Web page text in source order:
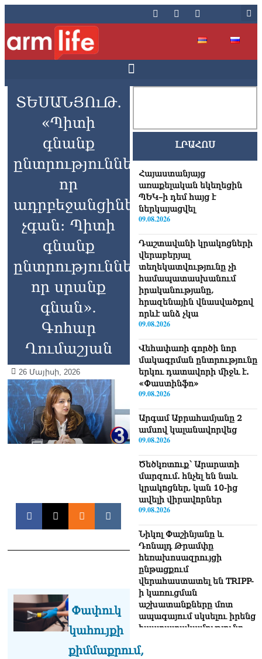
ՏԵՍԱՆՅՈւԹ․
«Պիտի
գնանք
ընտրությունների,
որ
ադրբեջանցիները
չգան։ Պիտի
գնանք
ընտրությունների,
որ սրանք
գնան».
Գոհար
Ղումաշյան
26 Մայիսի, 2026
Փափուկ
կահույքի
քիմմաքրում,
ԼՐԱՀՈՍ
Հայաստանյայց
առաքելական եկեղեցին
ՊԵԿ–ի դեմ հայց է
ներկայացվել
09.08.2026
Դաշտավանի կրակոցների
վերաբերյալ
տեղեկատվությունը չի
համապատասխանում
իրականությանը,
հրազենային վնասվածքով
որևէ անձ չկա
09.08.2026
Վեհափառի գործի նոր
մակագրման ընտրությունը
երկու դատավորի միջև է.
«Փաստինֆո»
09.08.2026
Արգամ Աբրահամյանը 2
ամսով կալանավորվեց
09.08.2026
Ծեծկռտnւք՝ Արարատի
մարզում. հնչել են նաև
կրակnցներ, կան 10-ից
ավելի վիրավnրներ
09.08.2026
Նիկոլ Փաշինյանը և
Դոնալդ Թրամփը
հեռախոսազրույցի
ընթացքում
վերահաստատել են TRIPP-
ի կառուցման
աշխատանքները մոտ
ապագայում սկսելու իրենց
հաստատակամությունը